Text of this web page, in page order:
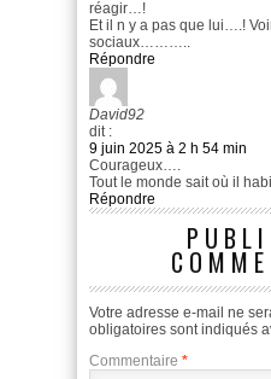
réagir…!
Et il n y a pas que lui….!
sociaux………..
Répondre
David92
dit :
9 juin 2025 à 2 h 54 min
Courageux….
Tout le monde sait où il
Répondre
Votre adresse e-mail ne
obligatoires sont indiqués
Commentaire *